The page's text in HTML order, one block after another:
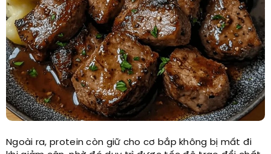
Ngoài ra, protein còn giữ cho cơ bắp không bị mất đi